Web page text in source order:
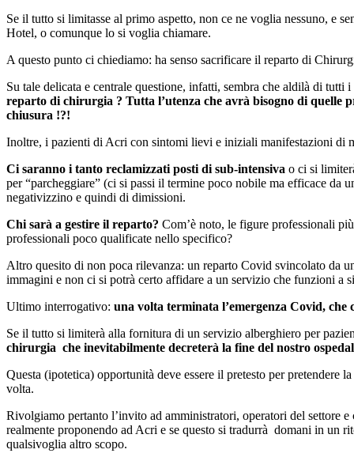
Se il tutto si limitasse al primo aspetto, non ce ne voglia nessuno, e
Hotel, o comunque lo si voglia chiamare.
A questo punto ci chiediamo: ha senso sacrificare il reparto di
Su tale delicata e centrale questione, infatti, sembra che aldilà di
reparto di chirurgia ? Tutta l’utenza che avrà bisogno di quelle
chiusura !?!
Inoltre, i pazienti di Acri con sintomi lievi e iniziali manifestazioni di
Ci saranno i tanto reclamizzati posti di sub-intensiva o ci si
per “parcheggiare” (ci si passi il termine poco nobile ma efficace da
negativizzino e quindi di dimissioni.
Chi sarà a gestire il reparto? Com’è noto, le figure professionali
professionali poco qualificate nello specifico?
Altro quesito di non poca rilevanza: un reparto Covid svincolato da
immagini e non ci si potrà certo affidare a un servizio che funzioni
Ultimo interrogativo: una volta terminata l’emergenza Covid,
Se il tutto si limiterà alla fornitura di un servizio alberghiero per
chirurgia che inevitabilmente decreterà la fine del nostro
Questa (ipotetica) opportunità deve essere il pretesto per
volta.
Rivolgiamo pertanto l’invito ad amministratori, operatori del settore
realmente proponendo ad Acri e se questo si tradurrà domani in un
qualsivoglia altro scopo.